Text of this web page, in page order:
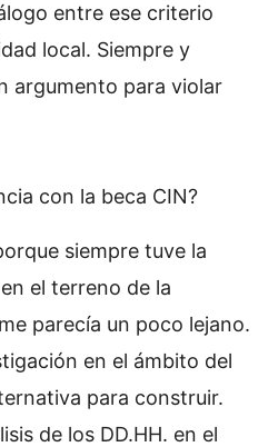
entre ese criterio
local. Siempre y
argumento para violar
con la beca CIN?
siempre tuve la
el terreno de la
parecía un poco lejano.
en el ámbito del
para construir.
de los DD.HH. en el